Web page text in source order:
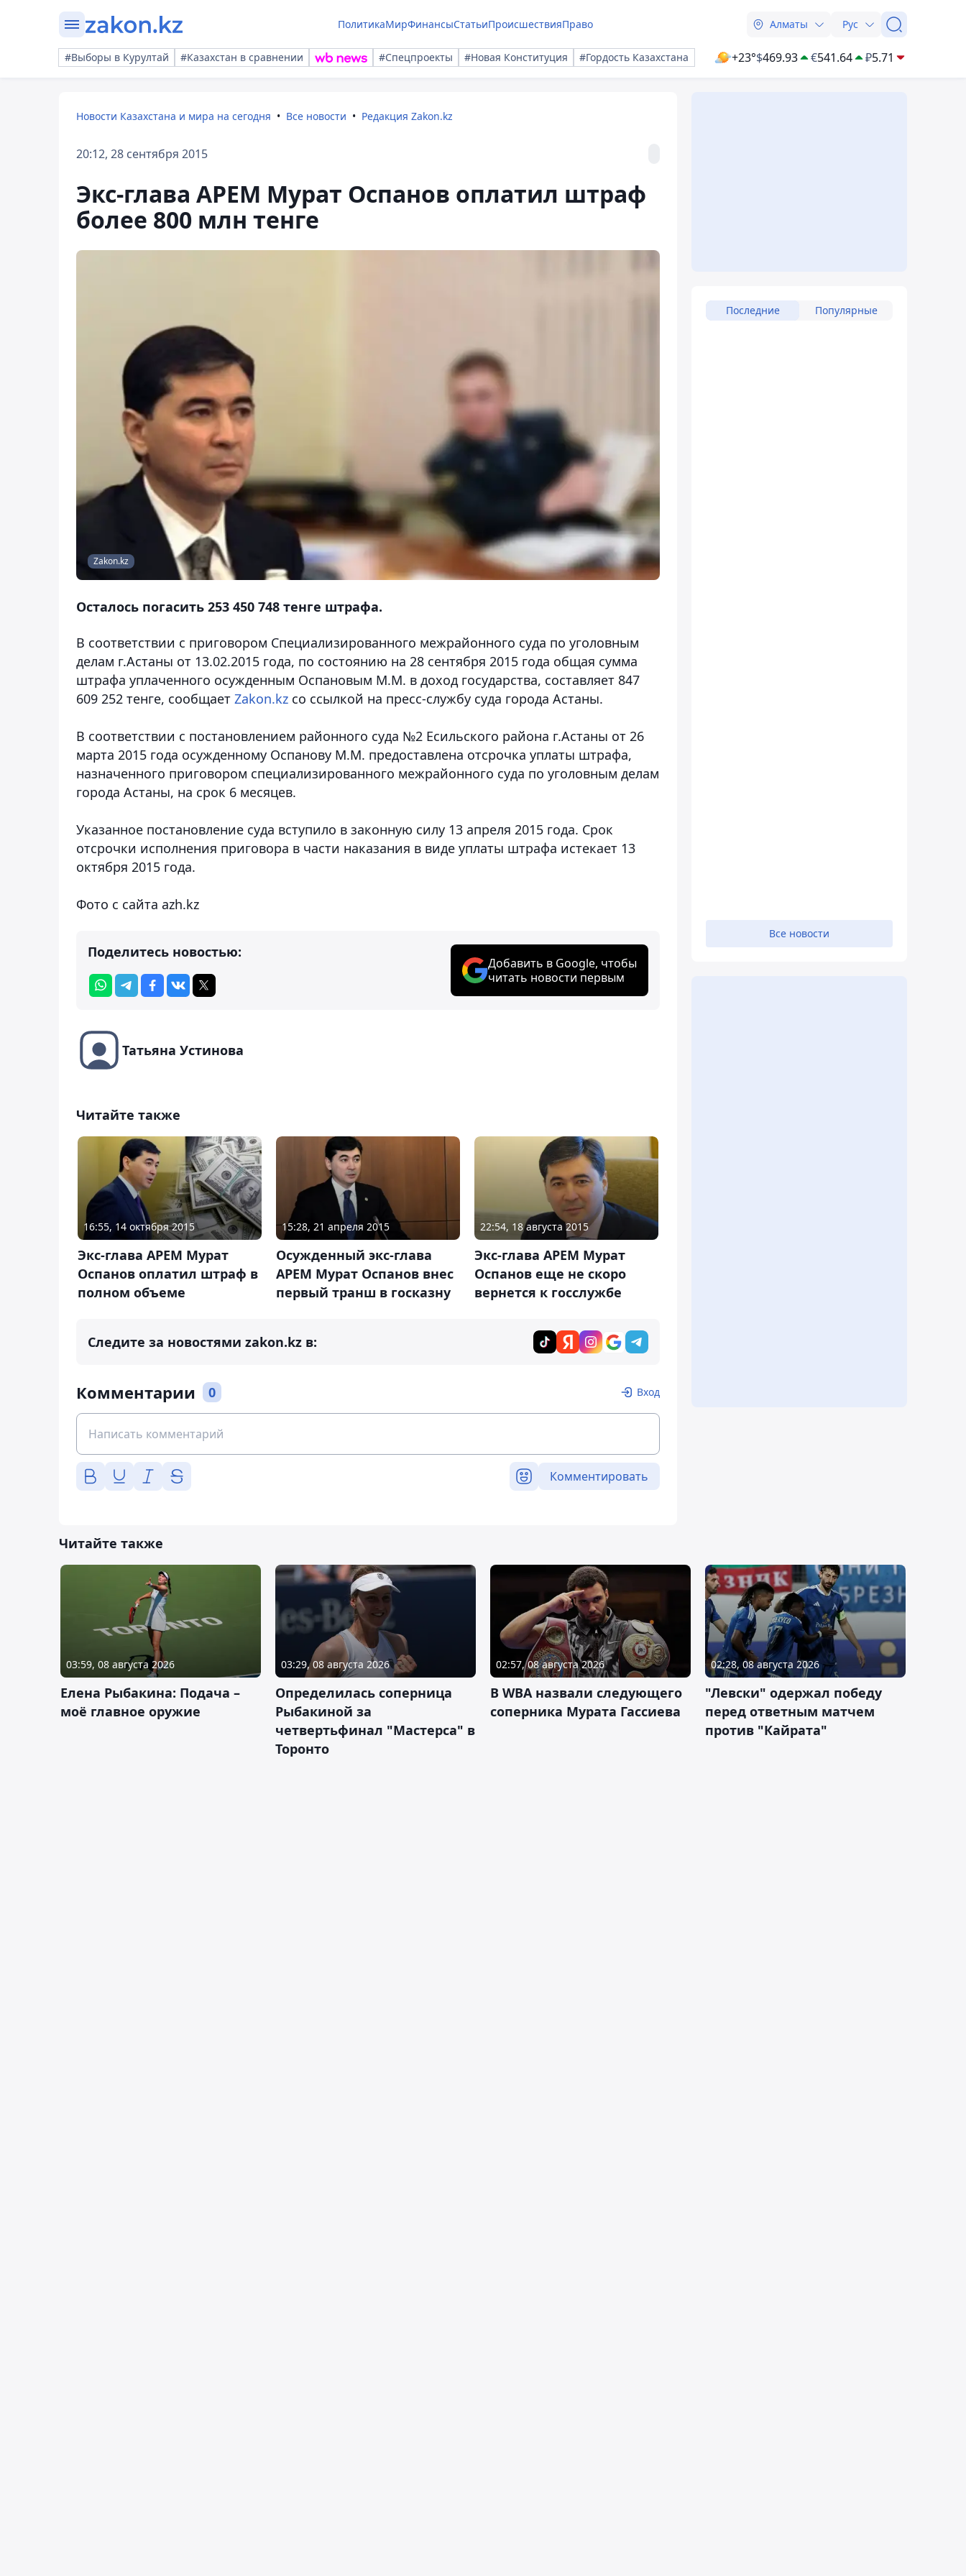
ПолитикаМирФинансыСтатьиПроисшествияПраво Алматы Рус
#Выборы в Курултай #Казахстан в сравнении #Спецпроекты #Новая Конституция #Гордость Казахстана +23°$469.93 €541.64 ₽5.71
Новости Казахстана и мира на сегодня Все новости Редакция Zakon.kz
20:12, 28 сентября 2015
Экс-глава АРЕМ Мурат Оспанов оплатил штраф
более 800 млн тенге
Zakon.kz
Осталось погасить 253 450 748 тенге штрафа.
В соответствии с приговором Специализированного межрайонного суда по уголовным
делам г.Астаны от 13.02.2015 года, по состоянию на 28 сентября 2015 года общая сумма
штрафа уплаченного осужденным Оспановым М.М. в доход государства, составляет 847
609 252 тенге, сообщает Zakon.kz со ссылкой на пресс-службу суда города Астаны.
В соответствии с постановлением районного суда №2 Есильского района г.Астаны от 26
марта 2015 года осужденному Оспанову М.М. предоставлена отсрочка уплаты штрафа,
назначенного приговором специализированного межрайонного суда по уголовным делам
города Астаны, на срок 6 месяцев.
Указанное постановление суда вступило в законную силу 13 апреля 2015 года. Срок
отсрочки исполнения приговора в части наказания в виде уплаты штрафа истекает 13
октября 2015 года.
Фото с сайта azh.kz
Поделитесь новостью:
Добавить в Google, чтобы
читать новости первым
Татьяна Устинова
Читайте также
16:55, 14 октября 2015
Экс-глава АРЕМ Мурат
Оспанов оплатил штраф в
полном объеме
15:28, 21 апреля 2015
Осужденный экс-глава
АРЕМ Мурат Оспанов внес
первый транш в госказну
22:54, 18 августа 2015
Экс-глава АРЕМ Мурат
Оспанов еще не скоро
вернется к госслужбе
Следите за новостями zakon.kz в:
Комментарии 0 Вход
Комментировать
Последние Популярные
Все новости
Читайте также
03:59, 08 августа 2026
Елена Рыбакина: Подача –
моё главное оружие
03:29, 08 августа 2026
Определилась соперница
Рыбакиной за
четвертьфинал "Мастерса" в
Торонто
02:57, 08 августа 2026
В WBA назвали следующего
соперника Мурата Гассиева
02:28, 08 августа 2026
"Левски" одержал победу
перед ответным матчем
против "Кайрата"